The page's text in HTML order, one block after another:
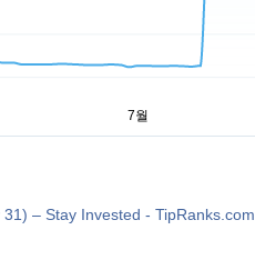
– Stay Invested - TipRanks.com